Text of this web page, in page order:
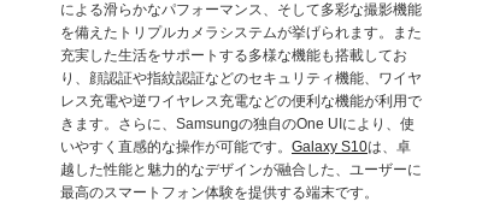
による滑らかなパフォーマンス、そして多彩な撮影機能
を備えたトリプルカメラシステムが挙げられます。また
充実した生活をサポートする多様な機能も搭載してお
り、顔認証や指紋認証などのセキュリティ機能、ワイヤ
レス充電や逆ワイヤレス充電などの便利な機能が利用で
きます。さらに、Samsungの独自のOne UIにより、使
いやすく直感的な操作が可能です。 Galaxy S10は、卓
越した性能と魅力的なデザインが融合した、ユーザーに
最高のスマートフォン体験を提供する端末です。